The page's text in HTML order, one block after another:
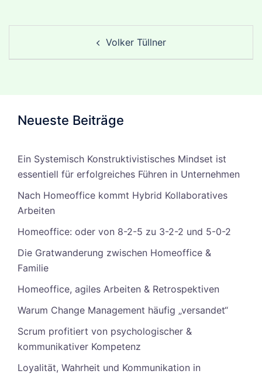
Volker Tüllner
Neueste Beiträge
Ein Systemisch Konstruktivistisches Mindset ist
essentiell für erfolgreiches Führen in Unternehmen
Nach Homeoffice kommt Hybrid Kollaboratives
Arbeiten
Homeoffice: oder von 8-2-5 zu 3-2-2 und 5-0-2
Die Gratwanderung zwischen Homeoffice &
Familie
Homeoffice, agiles Arbeiten & Retrospektiven
Warum Change Management häufig „versandet“
Scrum profitiert von psychologischer &
kommunikativer Kompetenz
Loyalität, Wahrheit und Kommunikation in